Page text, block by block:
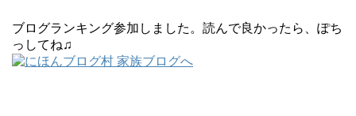
ブログランキング参加しました。読んで良かったら、ぽち
っしてね♫